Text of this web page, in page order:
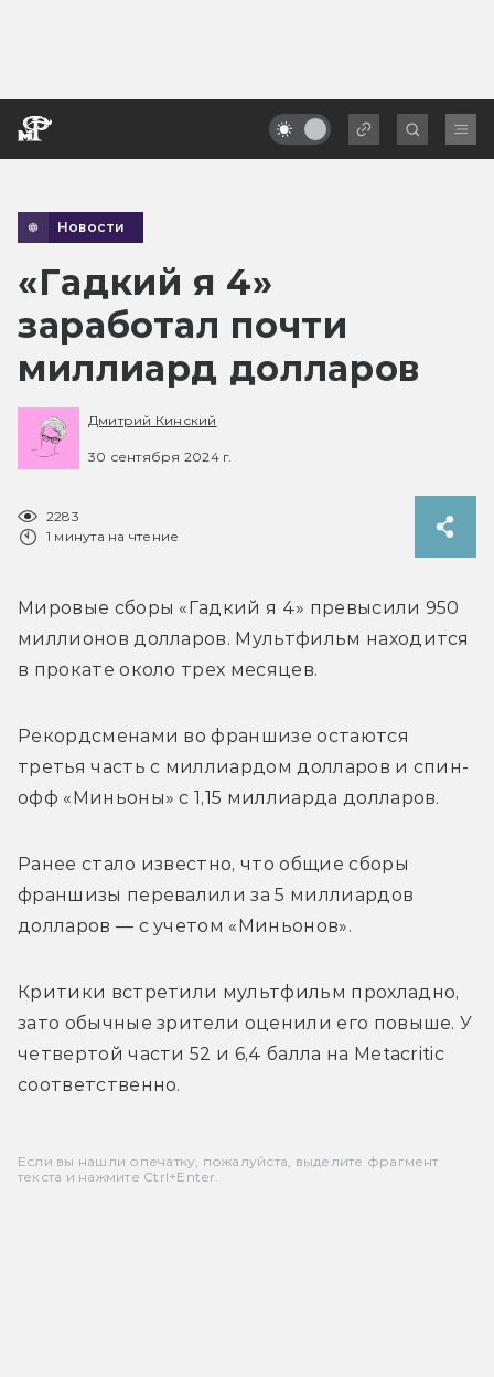
Новости
«Гадкий я 4»
заработал почти
миллиард долларов
Дмитрий Кинский
30 сентября 2024 г.
2283
1 минута на чтение
Мировые сборы «Гадкий я 4» превысили 950
миллионов долларов. Мультфильм находится
в прокате около трех месяцев.
Рекордсменами во франшизе остаются
третья часть с миллиардом долларов и спин-
офф «Миньоны» с 1,15 миллиарда долларов.
Ранее стало известно, что общие сборы
франшизы перевалили за 5 миллиардов
долларов — с учетом «Миньонов».
Критики встретили мультфильм прохладно,
зато обычные зрители оценили его повыше. У
четвертой части 52 и 6,4 балла на Metacritic
соответственно.
Если вы нашли опечатку, пожалуйста, выделите фрагмент
текста и нажмите Ctrl+Enter.